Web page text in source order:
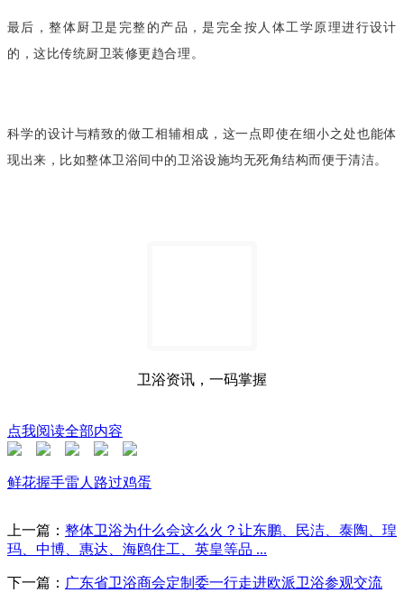
最后，整体厨卫是完整的产品，是完全按人体工学原理进行设计
的，这比传统厨卫装修更趋合理。
科学的设计与精致的做工相辅相成，这一点即使在细小之处也能体
现出来，比如整体卫浴间中的卫浴设施均无死角结构而便于清洁。
卫浴资讯，一码掌握
点我阅读全部内容
鲜花握手雷人 路过鸡蛋
上一篇： 整体卫浴为什么会这么火？让东鹏、民洁、泰陶、瑝
玛、中博、惠达、海鸥住工、英皇等品 ...
下一篇： 广东省卫浴商会定制委一行走进欧派卫浴参观交流